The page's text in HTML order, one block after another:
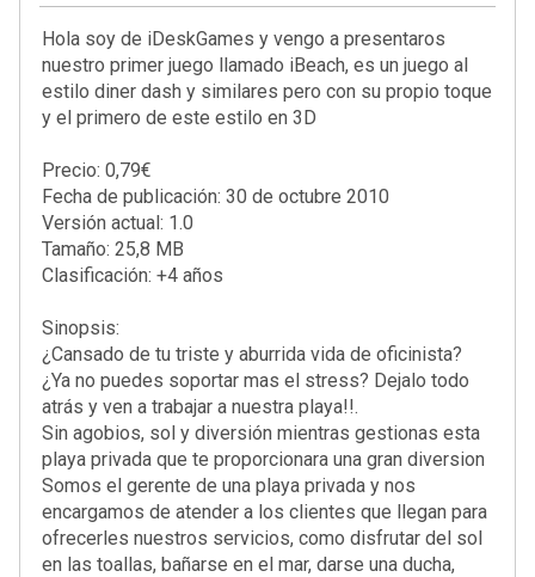
Hola soy de iDeskGames y vengo a presentaros
nuestro primer juego llamado iBeach, es un juego al
estilo diner dash y similares pero con su propio toque
y el primero de este estilo en 3D
Precio: 0,79€
Fecha de publicación: 30 de octubre 2010
Versión actual: 1.0
Tamaño: 25,8 MB
Clasificación: +4 años
Sinopsis:
¿Cansado de tu triste y aburrida vida de oficinista?
¿Ya no puedes soportar mas el stress? Dejalo todo
atrás y ven a trabajar a nuestra playa!!.
Sin agobios, sol y diversión mientras gestionas esta
playa privada que te proporcionara una gran diversion
Somos el gerente de una playa privada y nos
encargamos de atender a los clientes que llegan para
ofrecerles nuestros servicios, como disfrutar del sol
en las toallas, bañarse en el mar, darse una ducha,